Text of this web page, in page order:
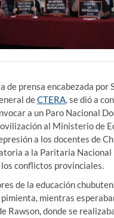
de prensa encabezada por
deCTERA, se dió a
a un Paro Nacional
al Ministerio de
a los docentes de
a la Paritaria Nacional
conflictos provinciales.
de la educación
pimienta, mientras
Rawson, donde se